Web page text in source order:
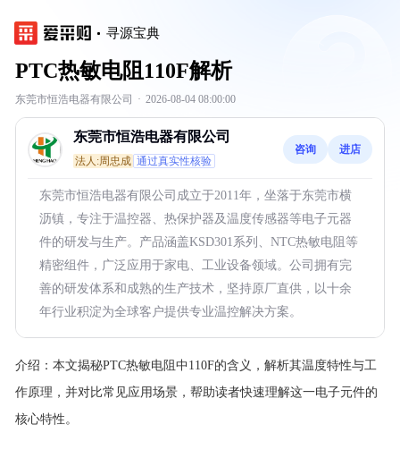
寻源宝典
PTC热敏电阻110F解析
东莞市恒浩电器有限公司 · 2026-08-04 08:00:00
东莞市恒浩电器有限公司
法人:周忠成 通过真实性核验
咨询 进店
东莞市恒浩电器有限公司成立于2011年，坐落于东莞市横
沥镇，专注于温控器、热保护器及温度传感器等电子元器
件的研发与生产。产品涵盖KSD301系列、NTC热敏电阻等
精密组件，广泛应用于家电、工业设备领域。公司拥有完
善的研发体系和成熟的生产技术，坚持原厂直供，以十余
年行业积淀为全球客户提供专业温控解决方案。
介绍： 本文揭秘PTC热敏电阻中110F的含义，解析其温度特性与工
作原理，并对比常见应用场景，帮助读者快速理解这一电子元件的
核心特性。